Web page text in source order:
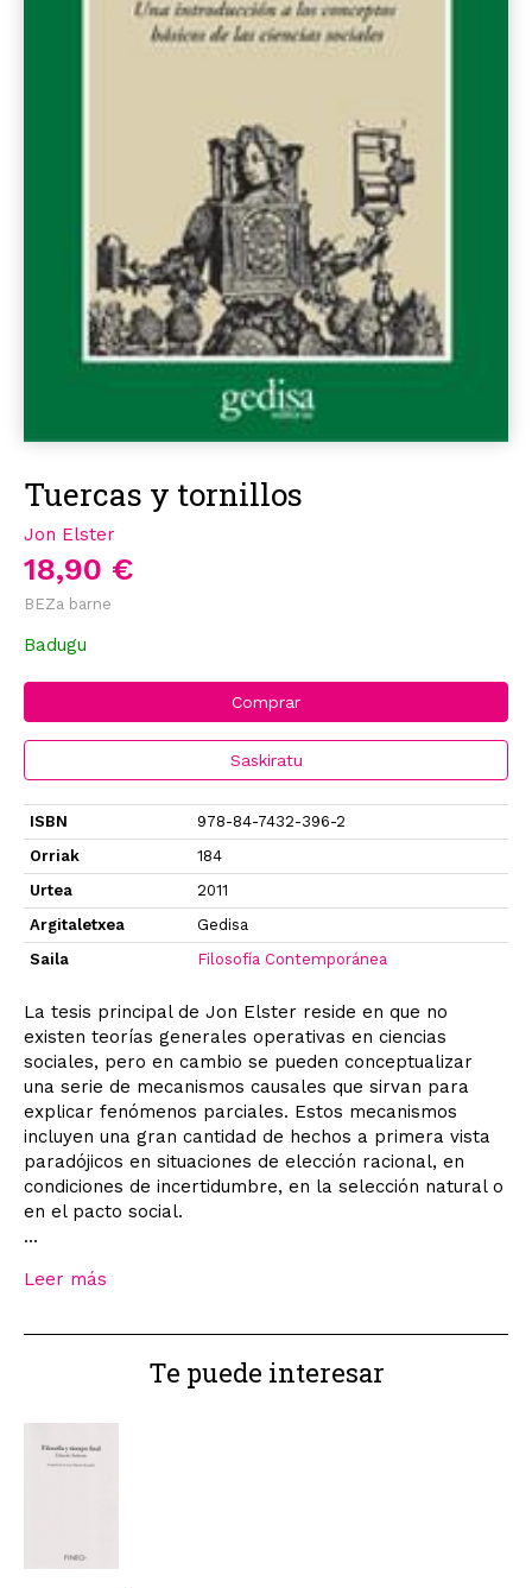
Tuercas y tornillos
Jon Elster
18,90 €
BEZa barne
Badugu
Comprar
Saskiratu
ISBN
978-84-7432-396-2
Orriak
184
Urtea
2011
Argitaletxea
Gedisa
Saila
Filosofía Contemporánea
La tesis principal de Jon Elster reside en que no
existen teorías generales operativas en ciencias
sociales, pero en cambio se pueden conceptualizar
una serie de mecanismos causales que sirvan para
explicar fenómenos parciales. Estos mecanismos
incluyen una gran cantidad de hechos a primera vista
paradójicos en situaciones de elección racional, en
condiciones de incertidumbre, en la selección natural o
en el pacto social.
...
Leer más
Te puede interesar